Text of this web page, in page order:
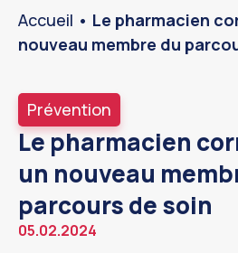
Accueil • Le pharmacien
nouveau membre du
Prévention
Le pharmacien
un nouveau
parcours de soin
05.02.2024